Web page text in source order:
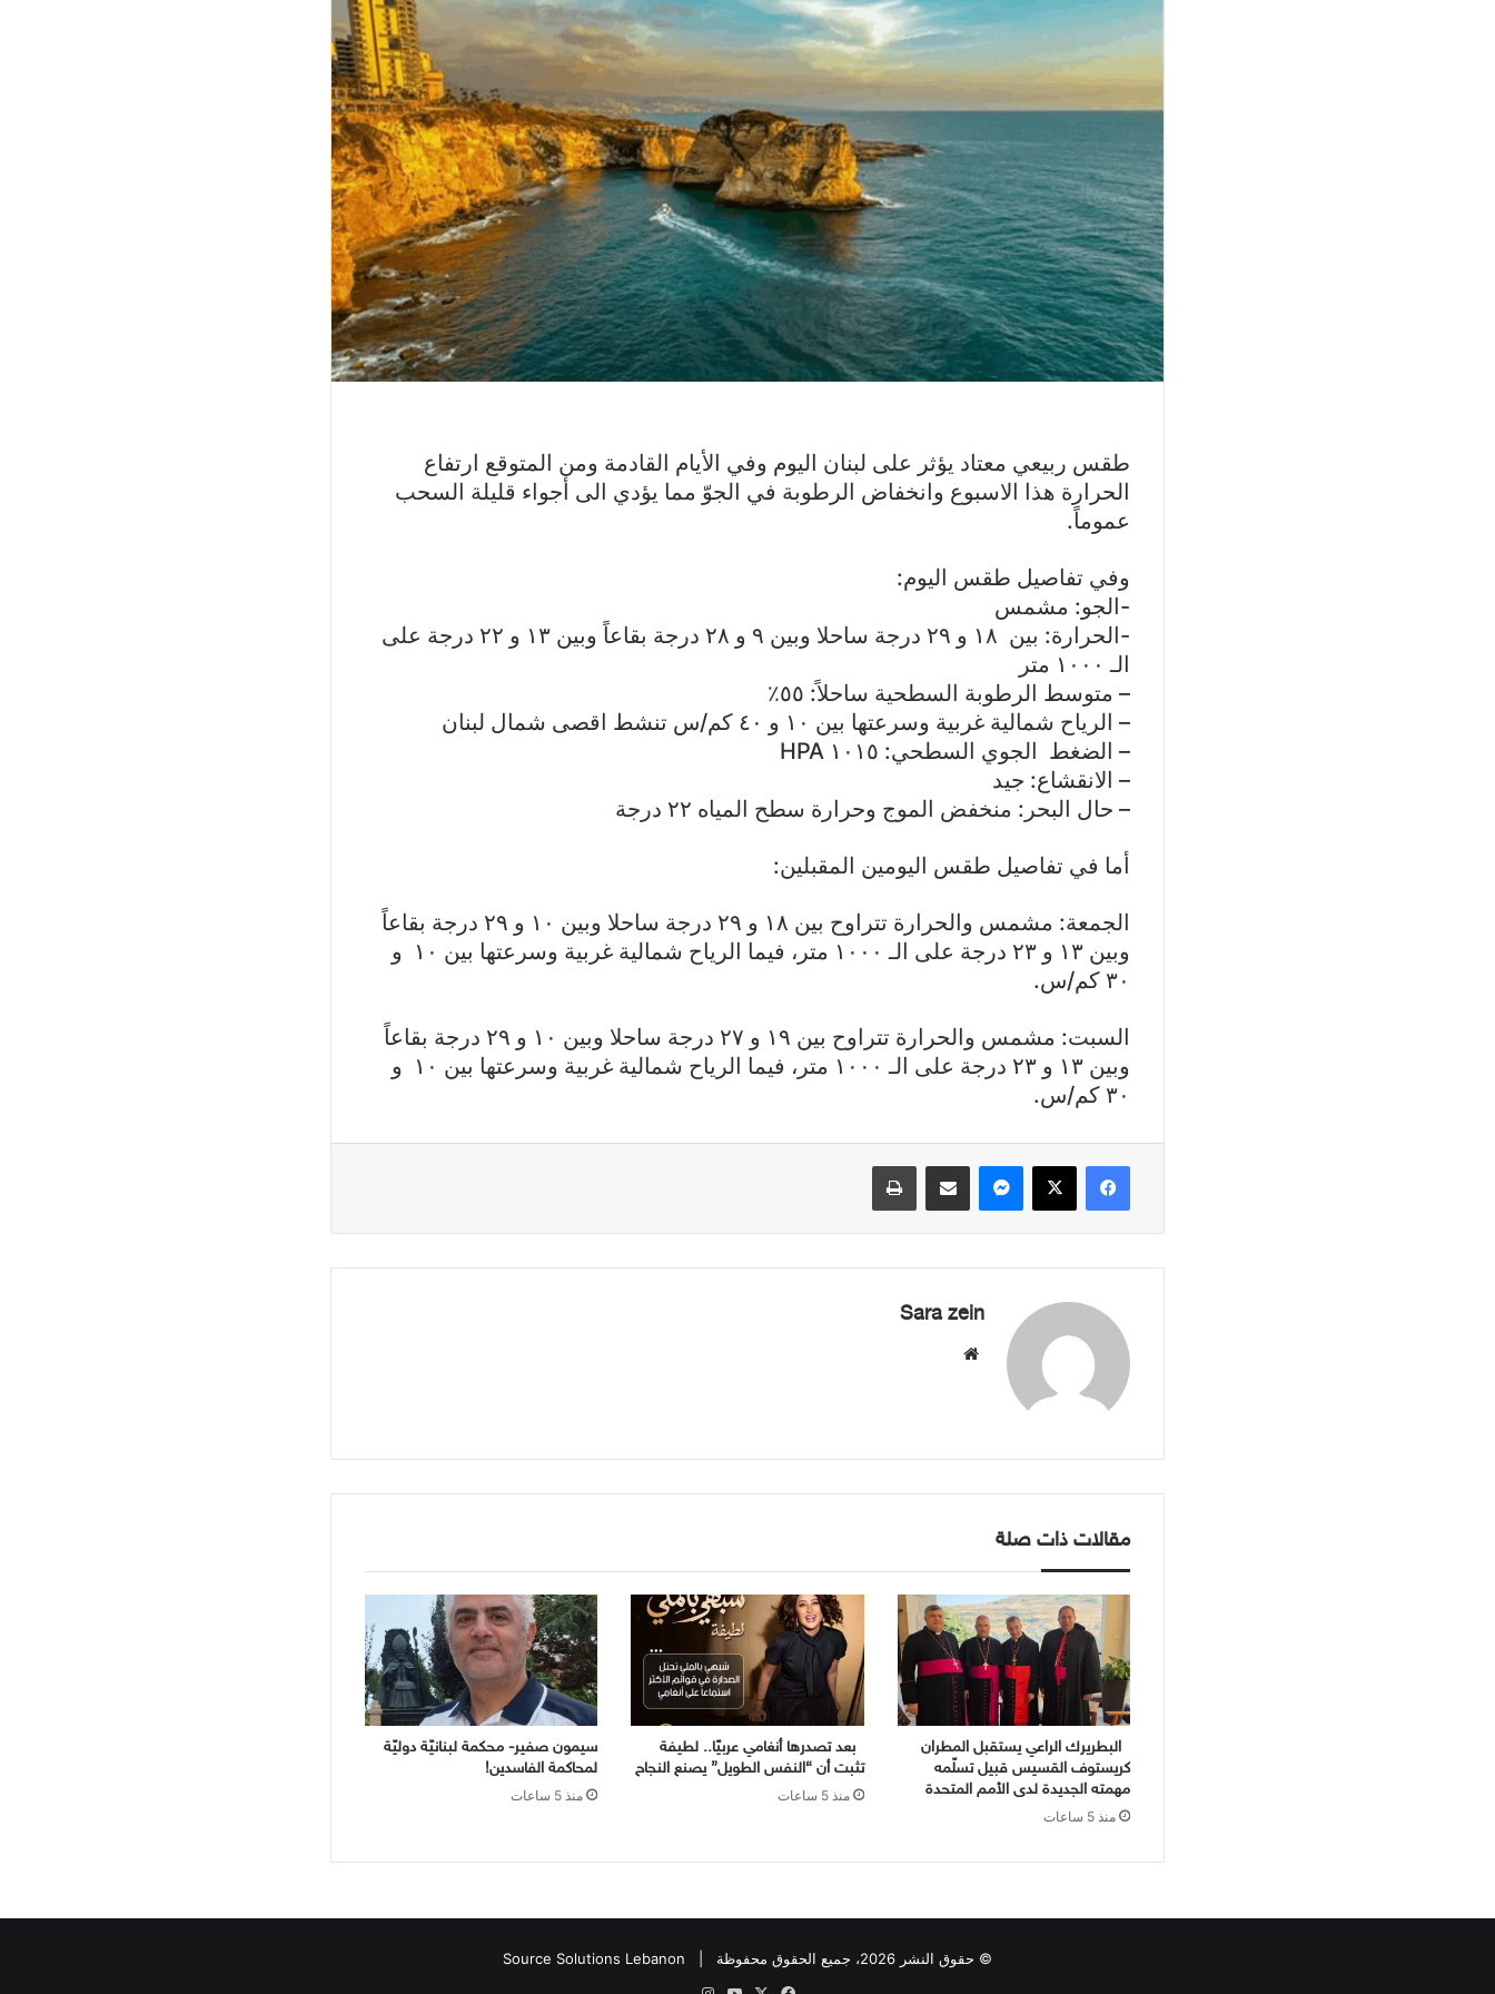
طقس ربيعي معتاد يؤثر على لبنان اليوم وفي الأيام القادمة ومن المتوقع ارتفاع
الحرارة هذا الاسبوع وانخفاض الرطوبة في الجوّ مما يؤدي الى أجواء قليلة السحب
عموماً.
وفي تفاصيل طقس اليوم:
-الجو: مشمس
-الحرارة: بين ١٨ و ٢٩ درجة ساحلا وبين ٩ و ٢٨ درجة بقاعاً وبين ١٣ و ٢٢ درجة على
الـ ١٠٠٠ متر
– متوسط الرطوبة السطحية ساحلاً: ٥٥٪
– الرياح شمالية غربية وسرعتها بين ١٠ و ٤٠ كم/س تنشط اقصى شمال لبنان
– الضغط الجوي السطحي: ١٠١٥ HPA
– الانقشاع: جيد
– حال البحر: منخفض الموج وحرارة سطح المياه ٢٢ درجة
أما في تفاصيل طقس اليومين المقبلين:
الجمعة: مشمس والحرارة تتراوح بين ١٨ و ٢٩ درجة ساحلا وبين ١٠ و ٢٩ درجة بقاعاً
وبين ١٣ و ٢٣ درجة على الـ ١٠٠٠ متر، فيما الرياح شمالية غربية وسرعتها بين ١٠ و
٣٠ كم/س.
السبت: مشمس والحرارة تتراوح بين ١٩ و ٢٧ درجة ساحلا وبين ١٠ و ٢٩ درجة بقاعاً
وبين ١٣ و ٢٣ درجة على الـ ١٠٠٠ متر، فيما الرياح شمالية غربية وسرعتها بين ١٠ و
٣٠ كم/س.
فيسبوك X ماسنجر مشاركة عبر البريد طباعة
Sara zein
مقالات ذات صلة
البطريرك الراعي يستقبل المطران
كريستوف القسيس قبيل تسلّمه
مهمته الجديدة لدى الأمم المتحدة
منذ 5 ساعات
بعد تصدرها أنغامي عربيًا.. لطيفة
تثبت أن “النفس الطويل” يصنع النجاح
منذ 5 ساعات
سيمون صفير- محكمة لبنانيّة دوليّة
لمحاكمة الفاسدين!
منذ 5 ساعات
© حقوق النشر 2026، جميع الحقوق محفوظة |
Source Solutions Lebanon